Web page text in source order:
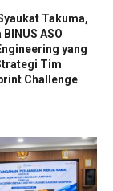
Takuma,
ASO
yang
Tim
Challenge